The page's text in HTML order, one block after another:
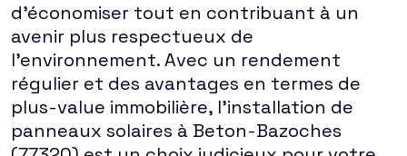
d'économiser tout en contribuant à un
avenir plus respectueux de
l'environnement. Avec un rendement
régulier et des avantages en termes de
plus-value immobilière, l'installation de
panneaux solaires à Beton-Bazoches